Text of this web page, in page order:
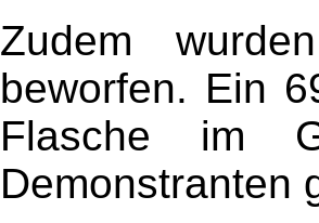
Zudem
beworfen. Ein
Flasche im
Demonstranten